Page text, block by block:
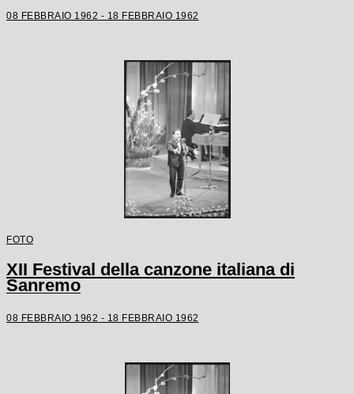
08 FEBBRAIO 1962 - 18 FEBBRAIO 1962
FOTO
XII Festival della canzone italiana di
Sanremo
08 FEBBRAIO 1962 - 18 FEBBRAIO 1962